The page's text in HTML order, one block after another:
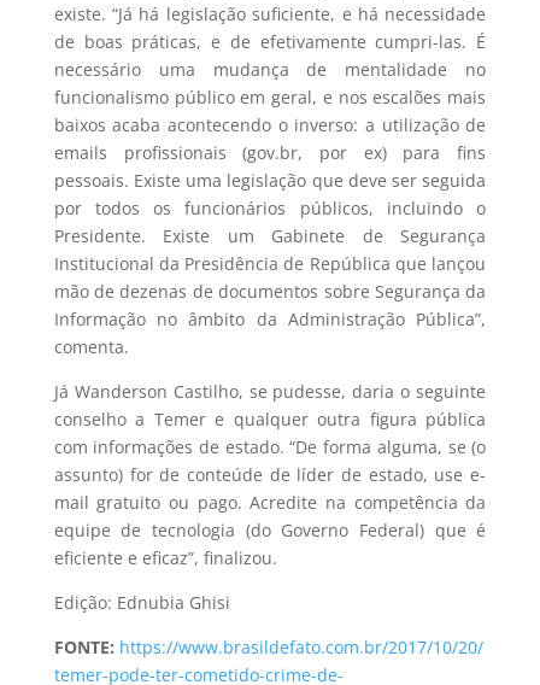
existe. “Já há legislação suficiente, e há necessidade
de boas práticas, e de efetivamente cumpri-las. É
necessário uma mudança de mentalidade no
funcionalismo público em geral, e nos escalões mais
baixos acaba acontecendo o inverso: a utilização de
emails profissionais (gov.br, por ex) para fins
pessoais. Existe uma legislação que deve ser seguida
por todos os funcionários públicos, incluindo o
Presidente. Existe um Gabinete de Segurança
Institucional da Presidência de República que lançou
mão de dezenas de documentos sobre Segurança da
Informação no âmbito da Administração Pública”,
comenta.
Já Wanderson Castilho, se pudesse, daria o seguinte
conselho a Temer e qualquer outra figura pública
com informações de estado. “De forma alguma, se (o
assunto) for de conteúde de líder de estado, use e-
mail gratuito ou pago. Acredite na competência da
equipe de tecnologia (do Governo Federal) que é
eficiente e eficaz”, finalizou.
Edição: Ednubia Ghisi
FONTE: https://www.brasildefato.com.br/2017/10/20/
temer-pode-ter-cometido-crime-de-